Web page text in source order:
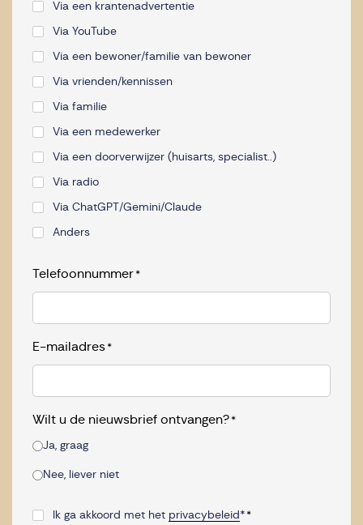
Via een krantenadvertentie
Via YouTube
Via een bewoner/familie van bewoner
Via vrienden/kennissen
Via familie
Via een medewerker
Via een doorverwijzer (huisarts, specialist..)
Via radio
Via ChatGPT/Gemini/Claude
Anders
Telefoonnummer *
E-mailadres *
Wilt u de nieuwsbrief ontvangen? *
Ja, graag
Nee, liever niet
Consent*
Ik ga akkoord met het privacybeleid * *